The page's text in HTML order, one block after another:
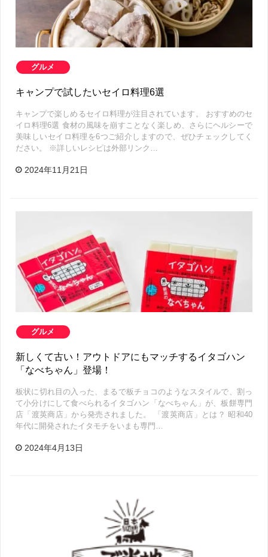
グルメ
キャンプで試したいセイロ料理6選
キャンプで楽しめるセイロ料理が注目されています。 おすすめのセ
イロ料理6選 食材の風味を崩すことなく楽しめ、さらにヘルシーで
美味しいセイロ料理を6つご紹介しますので、ぜひチェックしてく
ださい。 ※詳しいレシピは外部リンク…
2024年11月21日
グルメ
新しくて古い！アウトドアにもマッチするイタゴハン
「なべちゃん」登場！
板状に切れ目の入った、まるで板チョコのようなスタイルで、割っ
て小分けにして食べられるイタゴハン「なべちゃん」が、板餅専門
店「渡英商店」から発売されました。 「渡英商店」とは？ 昭和40
年代に開発されたイタモチをいまも専門…
2024年4月13日